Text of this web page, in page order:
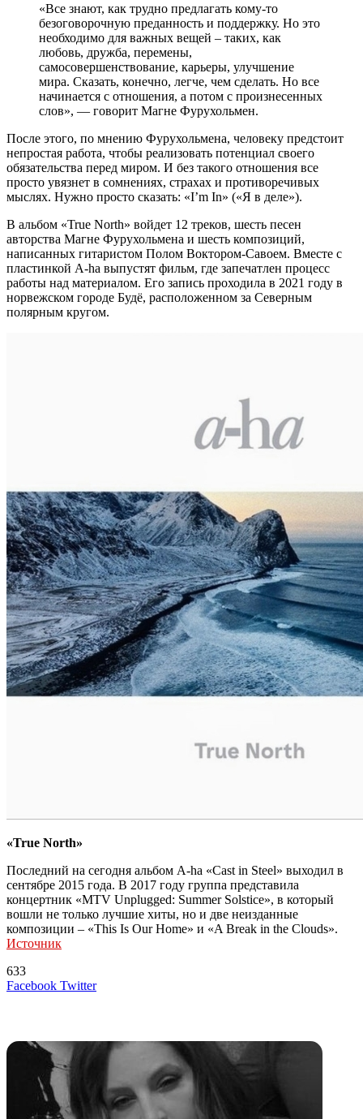
«Все знают, как трудно предлагать кому-то
безоговорочную преданность и поддержку. Но это
необходимо для важных вещей – таких, как
любовь, дружба, перемены,
самосовершенствование, карьеры, улучшение
мира. Сказать, конечно, легче, чем сделать. Но все
начинается с отношения, а потом с произнесенных
слов», — говорит Магне Фурухольмен.
После этого, по мнению Фурухольмена, человеку предстоит
непростая работа, чтобы реализовать потенциал своего
обязательства перед миром. И без такого отношения все
просто увязнет в сомнениях, страхах и противоречивых
мыслях. Нужно просто сказать: «I’m In» («Я в деле»).
В альбом «True North» войдет 12 треков, шесть песен
авторства Магне Фурухольмена и шесть композиций,
написанных гитаристом Полом Воктором-Савоем. Вместе с
пластинкой A-ha выпустят фильм, где запечатлен процесс
работы над материалом. Его запись проходила в 2021 году в
норвежском городе Будё, расположенном за Северным
полярным кругом.
«True North»
Последний на сегодня альбом A-ha «Cast in Steel» выходил в
сентябре 2015 года. В 2017 году группа представила
концертник «MTV Unplugged: Summer Solstice», в который
вошли не только лучшие хиты, но и две неизданные
композиции – «This Is Our Home» и «A Break in the Clouds».
Источник
633
Facebook TwitterLinkedIn
Tumblr
Reddit
Вконтакте
Одноклассники
Skype
Messenger
Messenger
WhatsApp
Telegram
Viber
Line
Поделиться
Печатать